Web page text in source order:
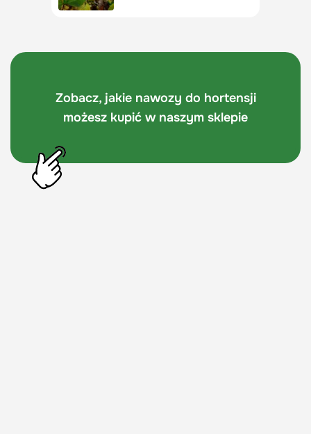
Zobacz, jakie nawozy do hortensji
możesz kupić w naszym sklepie